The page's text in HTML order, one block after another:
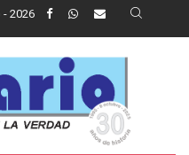
2026